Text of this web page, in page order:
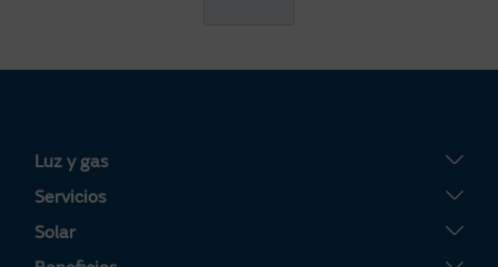
Luz y gas
Tarifa Plana
Tarifa Por Uso
Servicios
Servigas
Solar